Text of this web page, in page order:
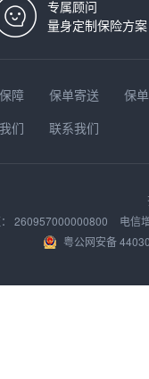
专属顾问
量身定制保险方案
障 保单寄送
保
们 联系我们
260957000000800
电信
粤公网安备